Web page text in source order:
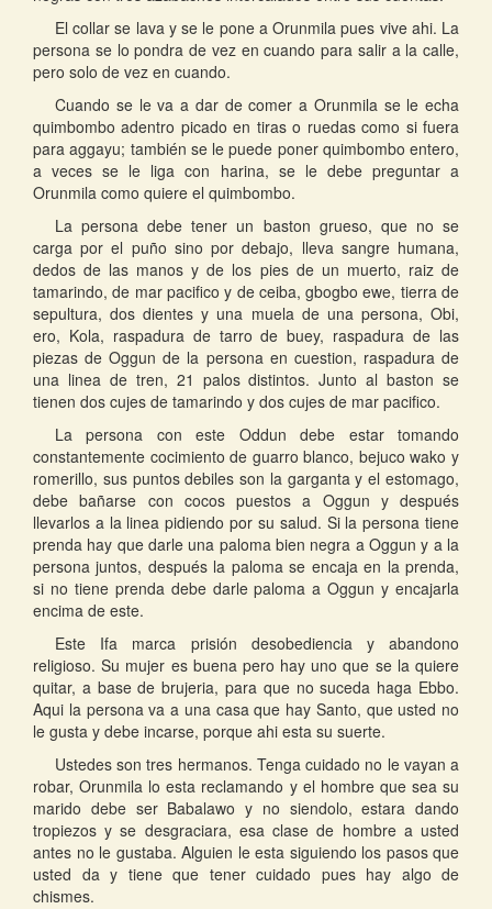
El collar se lava y se le pone a Orunmila pues vive ahi. La
persona se lo pondra de vez en cuando para salir a la calle,
pero solo de vez en cuando.
Cuando se le va a dar de comer a Orunmila se le echa
quimbombo adentro picado en tiras o ruedas como si fuera
para aggayu; también se le puede poner quimbombo entero,
a veces se le liga con harina, se le debe preguntar a
Orunmila como quiere el quimbombo.
La persona debe tener un baston grueso, que no se
carga por el puño sino por debajo, lleva sangre humana,
dedos de las manos y de los pies de un muerto, raiz de
tamarindo, de mar pacifico y de ceiba, gbogbo ewe, tierra de
sepultura, dos dientes y una muela de una persona, Obi,
ero, Kola, raspadura de tarro de buey, raspadura de las
piezas de Oggun de la persona en cuestion, raspadura de
una linea de tren, 21 palos distintos. Junto al baston se
tienen dos cujes de tamarindo y dos cujes de mar pacifico.
La persona con este Oddun debe estar tomando
constantemente cocimiento de guarro blanco, bejuco wako y
romerillo, sus puntos debiles son la garganta y el estomago,
debe bañarse con cocos puestos a Oggun y después
llevarlos a la linea pidiendo por su salud. Si la persona tiene
prenda hay que darle una paloma bien negra a Oggun y a la
persona juntos, después la paloma se encaja en la prenda,
si no tiene prenda debe darle paloma a Oggun y encajarla
encima de este.
Este Ifa marca prisión desobediencia y abandono
religioso. Su mujer es buena pero hay uno que se la quiere
quitar, a base de brujeria, para que no suceda haga Ebbo.
Aqui la persona va a una casa que hay Santo, que usted no
le gusta y debe incarse, porque ahi esta su suerte.
Ustedes son tres hermanos. Tenga cuidado no le vayan a
robar, Orunmila lo esta reclamando y el hombre que sea su
marido debe ser Babalawo y no siendolo, estara dando
tropiezos y se desgraciara, esa clase de hombre a usted
antes no le gustaba. Alguien le esta siguiendo los pasos que
usted da y tiene que tener cuidado pues hay algo de
chismes.